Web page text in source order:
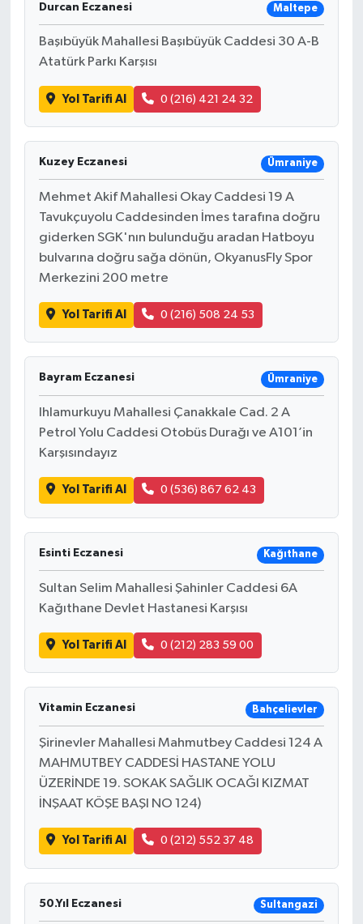
Durcan Eczanesi Maltepe
Başıbüyük Mahallesi Başıbüyük Caddesi 30 A-B
Atatürk Parkı Karşısı
Yol Tarifi Al 0 (216) 421 24 32
Kuzey Eczanesi Ümraniye
Mehmet Akif Mahallesi Okay Caddesi 19 A
Tavukçuyolu Caddesinden İmes tarafına doğru
giderken SGK'nın bulunduğu aradan Hatboyu
bulvarına doğru sağa dönün, OkyanusFly Spor
Merkezini 200 metre
Yol Tarifi Al 0 (216) 508 24 53
Bayram Eczanesi Ümraniye
Ihlamurkuyu Mahallesi Çanakkale Cad. 2 A
Petrol Yolu Caddesi Otobüs Durağı ve A101’in
Karşısındayız
Yol Tarifi Al 0 (536) 867 62 43
Esinti Eczanesi Kağıthane
Sultan Selim Mahallesi Şahinler Caddesi 6A
Kağıthane Devlet Hastanesi Karşısı
Yol Tarifi Al 0 (212) 283 59 00
Vitamin Eczanesi Bahçelievler
Şirinevler Mahallesi Mahmutbey Caddesi 124 A
MAHMUTBEY CADDESİ HASTANE YOLU
ÜZERİNDE 19. SOKAK SAĞLIK OCAĞI KIZMAT
İNŞAAT KÖŞE BAŞI NO 124)
Yol Tarifi Al 0 (212) 552 37 48
50.Yıl Eczanesi Sultangazi